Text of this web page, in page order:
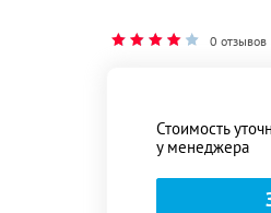
0 отзывов
Стоимость
у менеджера